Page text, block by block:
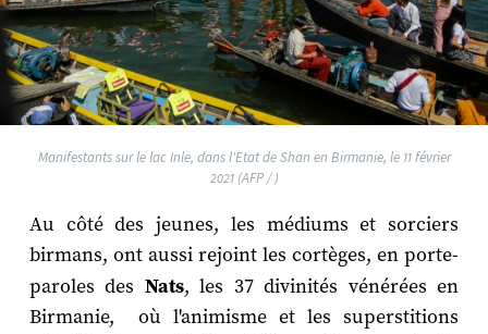
Manifestants sur le lac Inle, dans l'Etat de Shan en Birmanie, le 11 février
2021 (AFP / )
Au côté des jeunes, les médiums et sorciers
birmans, ont aussi rejoint les cortèges, en porte-
paroles des Nats, les 37 divinités vénérées en
Birmanie, où l'animisme et les superstitions